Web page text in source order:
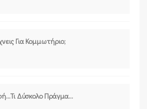
Για Κομμωτήριο;
Δύσκολο Πράγμα...